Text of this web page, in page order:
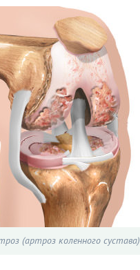
(артроз коленного сустава)